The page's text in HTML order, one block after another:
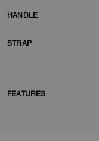
HANDLE
STRAP
FEATURES